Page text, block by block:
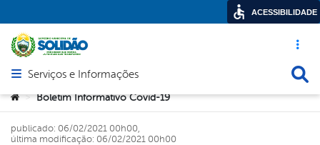
Acesso
Abrir menu principal de navegação
Serviços e Informações
Você está aqui:
> Boletim Informativo Covid-19
publicado: 06/02/2021 00h00,
última modificação: 06/02/2021 00h00
ACESSIBILIDADE